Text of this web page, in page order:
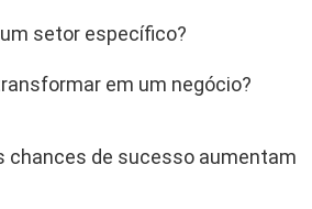
setor específico?
em um negócio?
chances de sucesso aumentam